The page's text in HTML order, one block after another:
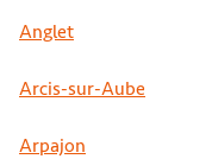
Anglet
Arcis-sur-Aube
Arpajon